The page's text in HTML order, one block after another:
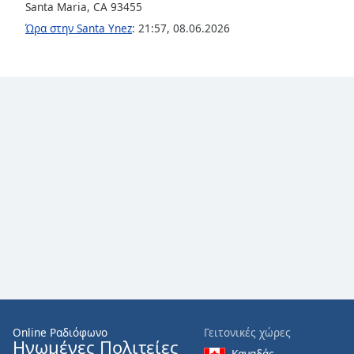
Color
Close
Santa Maria, CA 93455
Ώρα στην Santa Ynez: 21:57, 08.06.2026
Online Ραδιόφωνο
Ηνωμένες Πολιτείες
Γειτονικές χώρες